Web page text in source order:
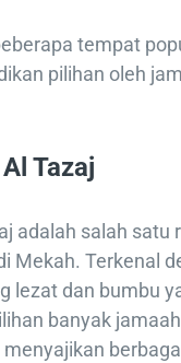
tempat
pilihan oleh
Tazaj
adalah salah satu
Mekah. Terkenal
lezat dan bumbu
banyak